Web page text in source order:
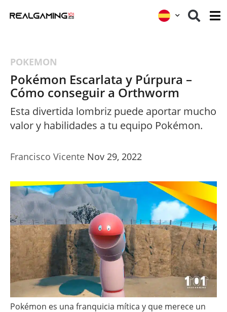
POKEMON
Pokémon Escarlata y Púrpura –
Cómo conseguir a Orthworm
Esta divertida lombriz puede aportar mucho
valor y habilidades a tu equipo Pokémon.
Francisco Vicente Nov 29, 2022
Pokémon es una franquicia mítica y que merece un